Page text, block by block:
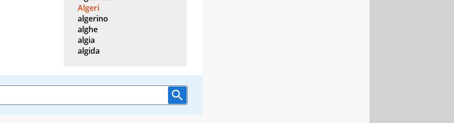
Algeri
algerino
alghe
algia
algida